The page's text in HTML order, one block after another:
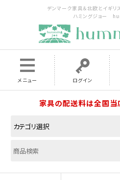
デンマーク家具＆北欧とイギリ
ハミングジョー
メニュー ログイン
家具の配送料は全国当